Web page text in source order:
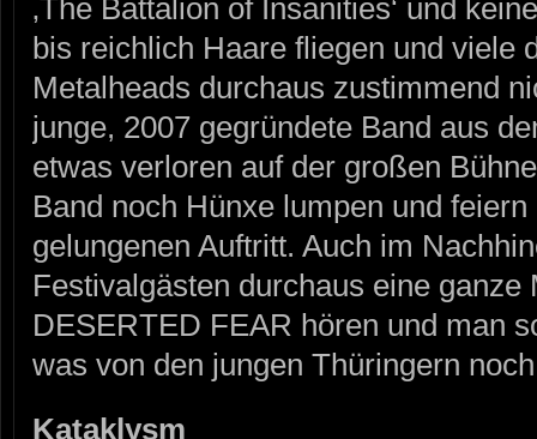
‚The Battalion of Insanities‘ und
bis reichlich Haare fliegen und viele
Metalheads durchaus zustimmend
junge, 2007 gegründete Band aus
etwas verloren auf der großen
Band noch Hünxe lumpen und
gelungenen Auftritt. Auch im
Festivalgästen durchaus eine
DESERTED FEAR hören und man
was von den jungen Thüringern
Kataklysm